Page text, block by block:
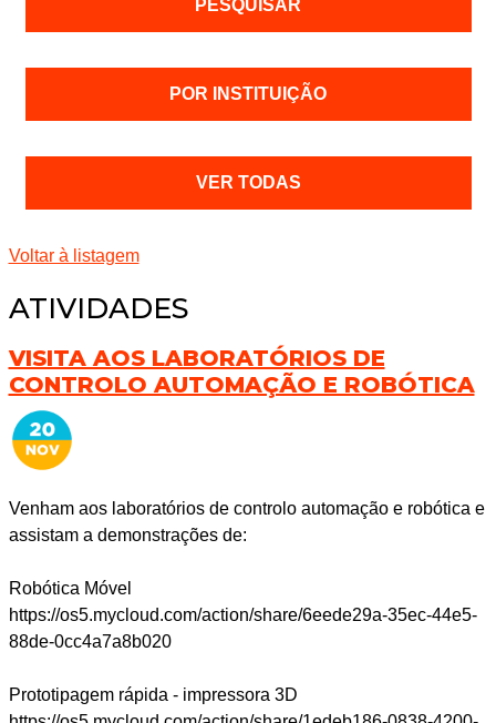
POR INSTITUIÇÃO
VER TODAS
Voltar à listagem
ATIVIDADES
VISITA AOS LABORATÓRIOS DE
CONTROLO AUTOMAÇÃO E ROBÓTICA
Venham aos laboratórios de controlo automação e robótica e
assistam a demonstrações de:
Robótica Móvel
https://os5.mycloud.com/action/share/6eede29a-35ec-44e5-
88de-0cc4a7a8b020
Prototipagem rápida - impressora 3D